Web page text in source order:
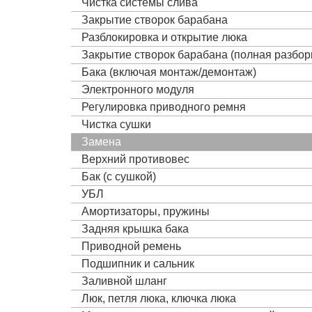
Закрытие створок барабана
Разблокировка и открытие люка
Закрытие створок барабана (полная
Бака (включая монтаж/демонтаж)
Электронного модуля
Регулировка приводного ремня
Чистка сушки
Замена
Верхний противовес
Бак (с сушкой)
УБЛ
Амортизаторы, пружины
Задняя крышка бака
Приводной ремень
Подшипник и сальник
Заливной шланг
Люк, петля люка, ключка люка